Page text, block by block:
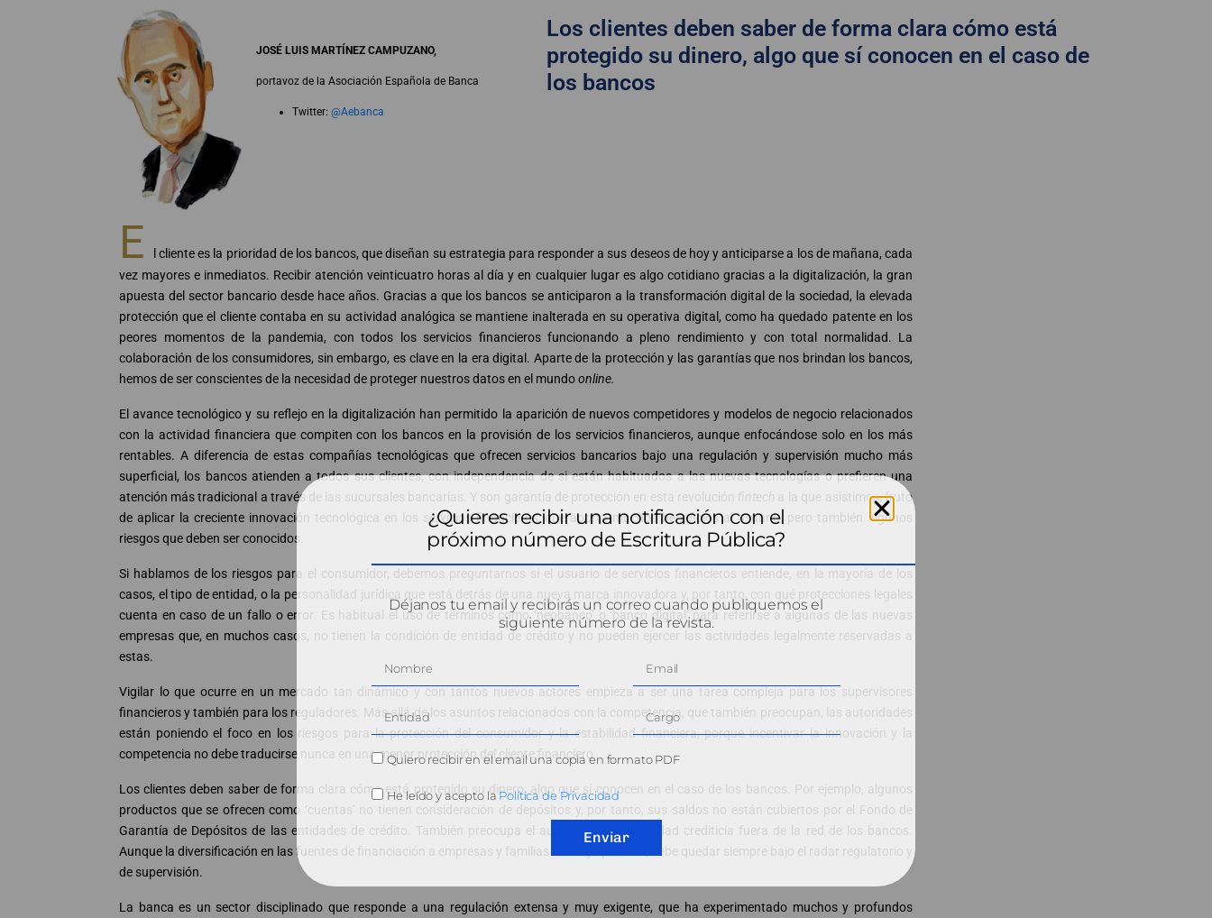
JOSÉ LUIS MARTÍNEZ CAMPUZANO,
portavoz de la Asociación Española de Banca
Twitter: @Aebanca
Los clientes deben saber de forma clara cómo está
protegido su dinero, algo que sí conocen en el caso de
los bancos
E
l cliente es la prioridad de los bancos, que diseñan su estrategia para responder a sus deseos de hoy y anticiparse a los de mañana, cada
vez mayores e inmediatos. Recibir atención veinticuatro horas al día y en cualquier lugar es algo cotidiano gracias a la digitalización, la gran
apuesta del sector bancario desde hace años. Gracias a que los bancos se anticiparon a la transformación digital de la sociedad, la elevada
protección que el cliente contaba en su actividad analógica se mantiene inalterada en su operativa digital, como ha quedado patente en los
peores momentos de la pandemia, con todos los servicios financieros funcionando a pleno rendimiento y con total normalidad. La
colaboración de los consumidores, sin embargo, es clave en la era digital. Aparte de la protección y las garantías que nos brindan los bancos,
hemos de ser conscientes de la necesidad de proteger nuestros datos en el mundoonline.
El avance tecnológico y su reflejo en la digitalización han permitido la aparición de nuevos competidores y modelos de negocio relacionados
con la actividad financiera que compiten con los bancos en la provisión de los servicios financieros, aunque enfocándose solo en los más
rentables. A diferencia de estas compañías tecnológicas que ofrecen servicios bancarios bajo una regulación y supervisión mucho más
superficial, los bancos atienden a todos sus clientes, con independencia de si están habituados a las nuevas tecnologías o prefieren una
atención más tradicional a través de las sucursales bancarias. Y son garantía de protección en esta revolución fintech a la que asistimos, fruto
de aplicar la creciente innovación tecnológica en los servicios financieros, que aporta muchos beneficios al usuario, pero también algunos
riesgos que deben ser conocidos.
Si hablamos de los riesgos para el consumidor, debemos preguntarnos si el usuario de servicios financieros entiende, en la mayoría de los
casos, el tipo de entidad, o la personalidad jurídica que está detrás de una nueva marca innovadora y, por tanto, con qué protecciones legales
cuenta en caso de un fallo o error. Es habitual el uso de términos como ‘neobanco’ o ‘banco digital’ para referirse a algunas de las nuevas
empresas que, en muchos casos, no tienen la condición de entidad de crédito y no pueden ejercer las actividades legalmente reservadas a
estas.
Vigilar lo que ocurre en un mercado tan dinámico y con tantos nuevos actores empieza a ser una tarea compleja para los supervisores
financieros y también para los reguladores. Más allá de los asuntos relacionados con la competencia, que también preocupan, las autoridades
están poniendo el foco en los riesgos para la protección del consumidor y la estabilidad financiera, porque incentivar la innovación y la
competencia no debe traducirse nunca en una menor protección del cliente financiero.
Los clientes deben saber de forma clara cómo está protegido su dinero, algo que sí conocen en el caso de los bancos. Por ejemplo, algunos
productos que se ofrecen como ‘cuentas’ no tienen consideración de depósitos y, por tanto, sus saldos no están cubiertos por el Fondo de
Garantía de Depósitos de las entidades de crédito. También preocupa el aumento de la actividad crediticia fuera de la red de los bancos.
Aunque la diversificación en las fuentes de financiación a empresas y familias sea algo positivo, debe quedar siempre bajo el radar regulatorio y
de supervisión.
La banca es un sector disciplinado que responde a una regulación extensa y muy exigente, que ha experimentado muchos y profundos
¿Quieres recibir una notificación con el
próximo número de Escritura Pública?
Déjanos tu email y recibirás un correo cuando publiquemos el
siguiente número de la revista.
Quiero recibir en el email una copia en formato PDF
He leído y acepto laPolítica de Privacidad
Enviar